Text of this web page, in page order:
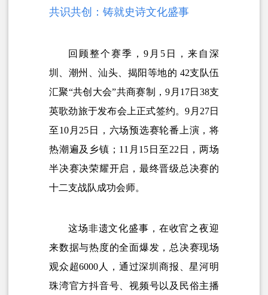
共识共创：铸就史诗文化盛事
回顾整个赛季，9月5日，来自深
圳、潮州、汕头、揭阳等地的 42支队伍
汇聚“共创大会”共商赛制，9月17日38支
英歌劲旅于发布会上正式签约。9月27日
至10月25日，六场预选赛轮番上演，将
热潮遍及乡镇；11月15日至22日，两场
半决赛决荣耀开启，最终晋级总决赛的
十二支战队成功会师。
这场非遗文化盛事，在收官之夜迎
来数据与热度的全面爆发，总决赛现场
观众超6000人，通过深圳商报、星河明
珠湾官方抖音号、视频号以及民俗主播